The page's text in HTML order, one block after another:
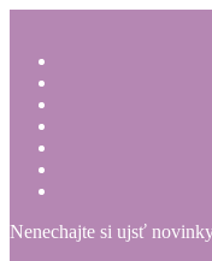
Nenechajte si ujsť